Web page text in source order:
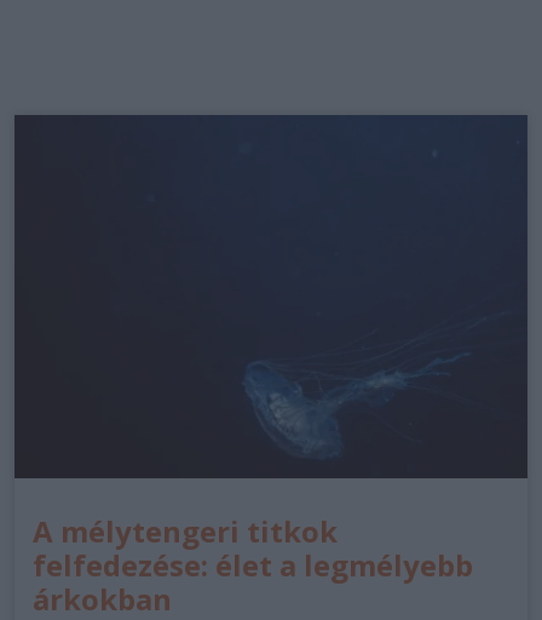
A mélytengeri titkok
felfedezése: élet a legmélyebb
árkokban